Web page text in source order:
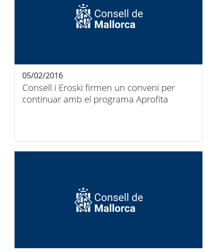
Consell i Eroski firmen un conveni per
continuar amb el programa Aprofita
05/02/2016